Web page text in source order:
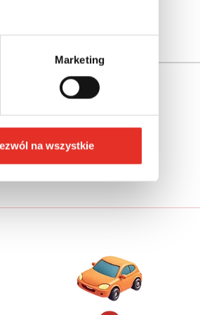
Marketing
na wszystkie
2 320 zł brutto / msc.
krokach